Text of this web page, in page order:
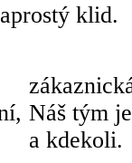
klid.
Náš tým
a kdekoli.